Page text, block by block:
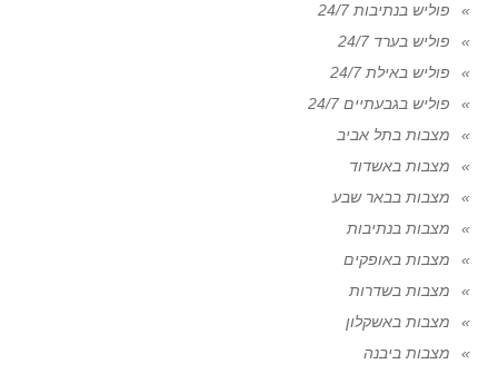
פוליש בנתיבות 24/7
פוליש בערד 24/7
פוליש באילת 24/7
פוליש בגבעתיים 24/7
מצבות בתל אביב
מצבות באשדוד
מצבות בבאר שבע
מצבות בנתיבות
מצבות באופקים
מצבות בשדרות
מצבות באשקלון
מצבות ביבנה